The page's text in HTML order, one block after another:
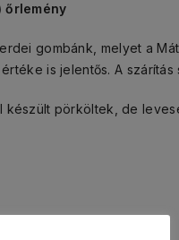
őrlemény
gombánk, melyet a
is jelentős. A
pörköltek, de
szakellenőr